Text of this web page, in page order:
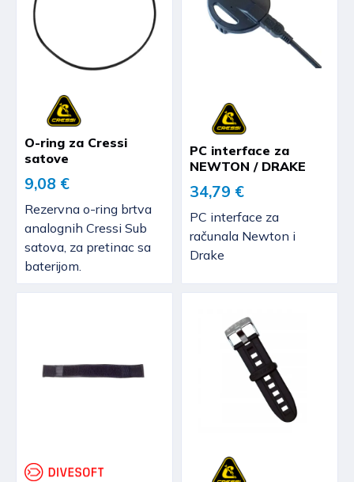
O-ring za Cressi
satove
9,08 €
Rezervna o-ring brtva
analognih Cressi Sub
satova, za pretinac sa
baterijom.
PC interface za
NEWTON / DRAKE
34,79 €
PC interface za
računala Newton i
Drake